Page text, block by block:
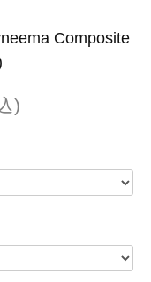
Composite
)